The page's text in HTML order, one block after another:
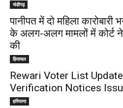
चंडीगढ़
पानीपत में दो महिला
के अलग-अलग मामलों में कोर्ट
की
हिमाचल
Rewari Voter List
Verification Notices
हरियाणा